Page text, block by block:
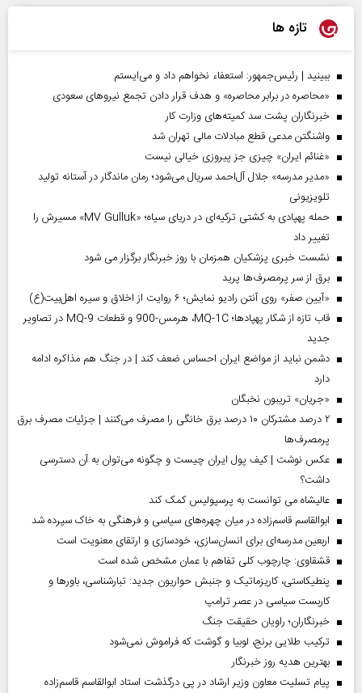
تازه ها
ببینید | رئیس‌جمهور: استعفاء نخواهم داد و می‌ایستم
«محاصره در برابر محاصره» و هدف قرار دادن تجمع نیروهای سعودی
خبرنگاران پشت سد کمیته‌های وزارت کار
واشنگتن مدعی قطع مبادلات مالی تهران شد
«غنائم ایران» چیزی جز پیروزی خیالی نیست
«مدیر مدرسه» جلال آل‌احمد سریال می‌شود؛ رمان ماندگار در آستانه تولید
تلویزیونی
حمله پهپادی به کشتی ترکیه‌ای در دریای سیاه؛ «MV Gulluk» مسیرش را
تغییر داد
نشست خبری پزشکیان همزمان با روز خبرنگار برگزار می شود
برق از سر پرمصرف‌ها پرید
«آیین صفر» روی آنتن رادیو نمایش؛ ۶ روایت از اخلاق و سیره اهل‌بیت(ع)
قاب تازه از شکار پهپادها؛ MQ-1C، هرمس-900 و قطعات MQ-9 در تصاویر
جدید
دشمن نباید از مواضع ایران احساس ضعف کند | در جنگ هم مذاکره ادامه
دارد
«جریان» تریبون نخبگان
۲ درصد مشترکان ۱۰ درصد برق خانگی را مصرف می‌کنند | جزئیات مصرف برق
پرمصرف‌ها
عکس نوشت | کیف پول ایران چیست و چگونه می‌توان به آن دسترسی
داشت؟
عالیشاه می توانست به پرسپولیس کمک کند
ابوالقاسم قاسم‌زاده در میان چهره‌های سیاسی و فرهنگی به خاک سپرده شد
اربعین مدرسه‌ای برای انسان‌سازی، خودسازی و ارتقای معنویت است
قشقاوی: چارچوب کلی تفاهم با عمان مشخص شده است
پنطیکاستی، کاریزماتیک و جنبش حواریون جدید: تبارشناسی، باور‌ها و
کاربست سیاسی در عصر ترامپ
خبرنگاران؛ راویان حقیقت جنگ
ترکیب طلایی برنج، لوبیا و گوشت که فراموش نمی‌شود
بهترین هدیه روز خبرنگار
پیام تسلیت معاون وزیر ارشاد در پی درگذشت استاد ابوالقاسم قاسم‌زاده